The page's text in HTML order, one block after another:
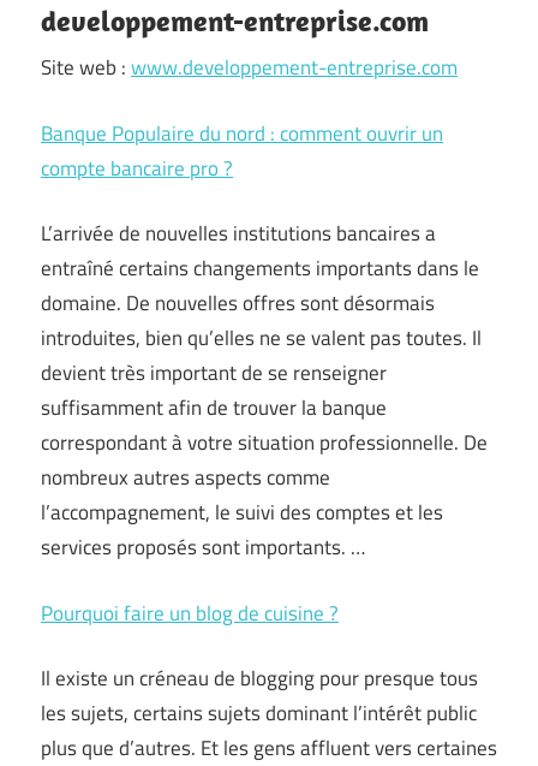
developpement-entreprise.com
Site web :www.developpement-entreprise.com
Banque Populaire du nord : comment ouvrir un
compte bancaire pro ?
L’arrivée de nouvelles institutions bancaires a
entraîné certains changements importants dans le
domaine. De nouvelles offres sont désormais
introduites, bien qu’elles ne se valent pas toutes. Il
devient très important de se renseigner
suffisamment afin de trouver la banque
correspondant à votre situation professionnelle. De
nombreux autres aspects comme
l’accompagnement, le suivi des comptes et les
services proposés sont importants. …
Pourquoi faire un blog de cuisine ?
Il existe un créneau de blogging pour presque tous
les sujets, certains sujets dominant l’intérêt public
plus que d’autres. Et les gens affluent vers certaines